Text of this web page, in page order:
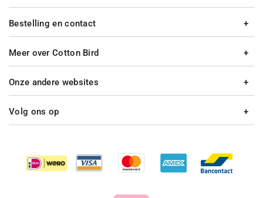
Bestelling en contact
Meer over Cotton Bird
Onze andere websites
Volg ons op